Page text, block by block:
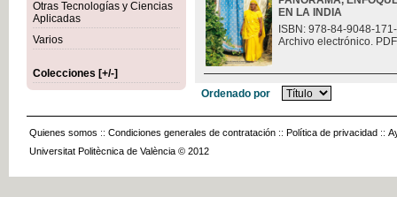
Otras Tecnologías y Ciencias
Aplicadas
Varios
Colecciones [+/-]
EN LA INDIA
ISBN: 978-84-9048-
Archivo electrónico.
Ordenado por
Quienes somos :: Condiciones generales de contratación :: Política de privacidad ::
Universitat Politècnica de València © 2012